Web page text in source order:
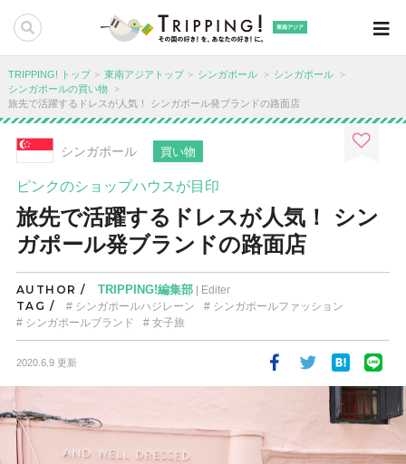
東南アジア
TRIPPING! トップ 東南アジアトップ シンガポール
シンガポール
シンガポールの買い物
旅先で活躍するドレスが人気！ シンガポール発ブランドの路面店
シンガポール 買い物
ピンクのショップハウスが目印
旅先で活躍するドレスが人気！ シン
ガポール発ブランドの路面店
AUTHOR / TRIPPING!編集部| Editer
TAG / シンガポールハジレーン
シンガポールファッション
シンガポールブランド
女子旅
2020.6.9 更新